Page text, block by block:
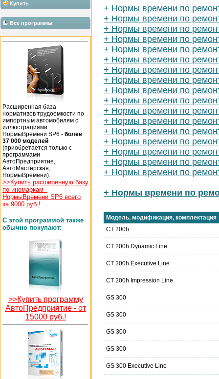
Купить
Все программы
Расширенная база
нормативов трудоемкости по
импортным автомобилям с
иллюстрациями
НормыВремени SP6 - более
37 000 моделей
(приобретается только с
программами
АвтоПредприятие,
АвтоМастерская,
НормыВремени).
>>Купить расширенную базу
по иномаркам -
НормыВремени SP6 всего
за 9000 руб.!
С этой программой также
обычно покупают:
>>Купить программу
АвтоПредприятие - от
15000 руб.!
+ Нормы времени по
+ Нормы времени по
+ Нормы времени по
+ Нормы времени по
+ Нормы времени по
+ Нормы времени по
+ Нормы времени по
+ Нормы времени по
+ Нормы времени по
+ Нормы времени по
+ Нормы времени по
+ Нормы времени по
+ Нормы времени по
+ Нормы времени по
+ Нормы времени по
+ Нормы времени по
+ Нормы времени по
+ Нормы времени по
Модель, модификация, комплектация
CT 200h
CT 200h Dynamic Line
CT 200h Executive Line
CT 200h Impression Line
GS 300
GS 300
GS 300
GS 300
GS 300 Executive Line